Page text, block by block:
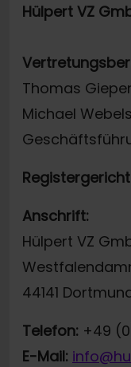
Hülpert VZ
Thomas
Michael
Anschrift:
Hülpert VZ
44141
Telefon: +49
E-Mail: